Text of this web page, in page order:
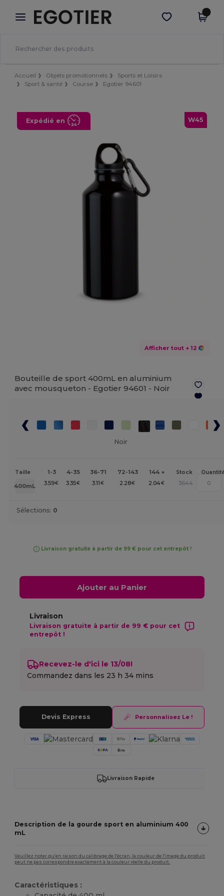
× Appli Egotier
Meilleurs prix sur l’app !
Obtenir l'appli
Accueil Objets promotionnels
Sports et Loisirs
Sport & santé
Course Egotier 94601
W45
Expédié en
Afficher tout + 12
Bouteille de sport 400mL en aluminium
avec mousqueton - Egotier 94601 - Noir
Noir
Taille 1-3 4-35 36-71 72-143 144 + Stock
400mL 3.59€ 3.35€ 3.11€ 2.28€ 2.04€ 3644
Sélections: 0
Livraison gratuite à partir de 99 € pour cet entrepôt !
Ajouter au Panier
Livraison
Livraison gratuite à partir de 99 € pour cet
entrepôt !
Recevez-le d'ici le 13/08!
Commandez dans les 23 h 34 mins
Devis Express Personnalisez Le !
Livraison Rapide
Description de la gourde sport en aluminium 400
mL
Veuillez noter qu'en raison du calibrage de l'écran, la couleur de l'image du produit
peut ne pas correspondre exactement à la couleur réelle du produit.
Caractéristiques :